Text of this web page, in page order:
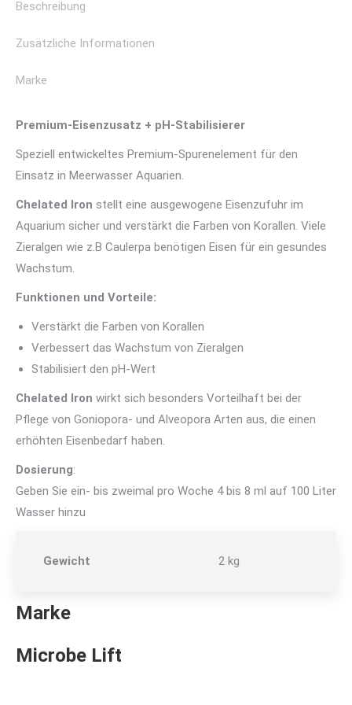
Beschreibung
Zusätzliche Informationen
Marke
Premium-Eisenzusatz + pH-Stabilisierer
Speziell entwickeltes Premium-Spurenelement für den
Einsatz in Meerwasser Aquarien.
Chelated Iron stellt eine ausgewogene Eisenzufuhr im
Aquarium sicher und verstärkt die Farben von Korallen. Viele
Zieralgen wie z.B Caulerpa benötigen Eisen für ein gesundes
Wachstum.
Funktionen und Vorteile:
Verstärkt die Farben von Korallen
Verbessert das Wachstum von Zieralgen
Stabilisiert den pH-Wert
Chelated Iron wirkt sich besonders Vorteilhaft bei der
Pflege von Goniopora- und Alveopora Arten aus, die einen
erhöhten Eisenbedarf haben.
Dosierung:
Geben Sie ein- bis zweimal pro Woche 4 bis 8 ml auf 100 Liter
Wasser hinzu
Gewicht 2 kg
Marke
Microbe Lift